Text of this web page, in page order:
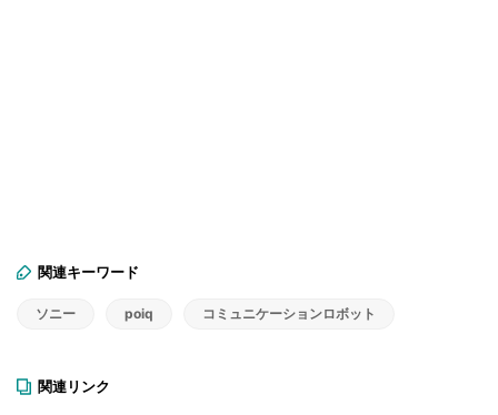
関連キーワード
ソニー poiq コミュニケーションロボット
関連リンク